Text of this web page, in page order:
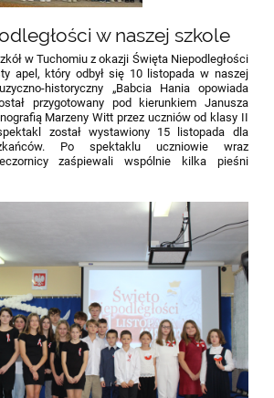
w naszej szkole
w Tuchomiu z okazji Święta Niepodległości
apel, który odbył się 10 listopada w naszej
historyczny „Babcia Hania opowiada
przygotowany pod kierunkiem Janusza
Marzeny Witt przez uczniów od klasy II
został wystawiony 15 listopada dla
Po spektaklu uczniowie wraz
zaśpiewali wspólnie kilka pieśni